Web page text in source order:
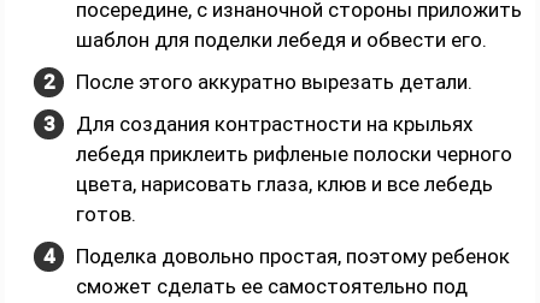
посередине, с изнаночной стороны приложить
шаблон для поделки лебедя и обвести его.
После этого аккуратно вырезать детали.
Для создания контрастности на крыльях
лебедя приклеить рифленые полоски черного
цвета, нарисовать глаза, клюв и все лебедь
готов.
Поделка довольно простая, поэтому ребенок
сможет сделать ее самостоятельно под